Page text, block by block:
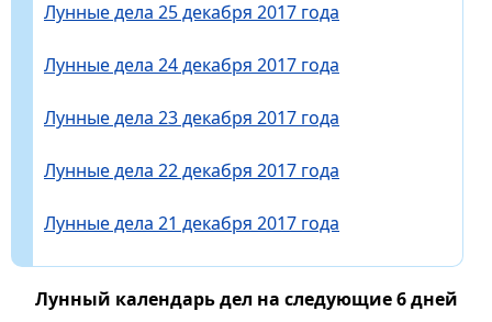
Лунные дела 25 декабря 2017 года
Лунные дела 24 декабря 2017 года
Лунные дела 23 декабря 2017 года
Лунные дела 22 декабря 2017 года
Лунные дела 21 декабря 2017 года
Лунный календарь дел на следующие 6 дней